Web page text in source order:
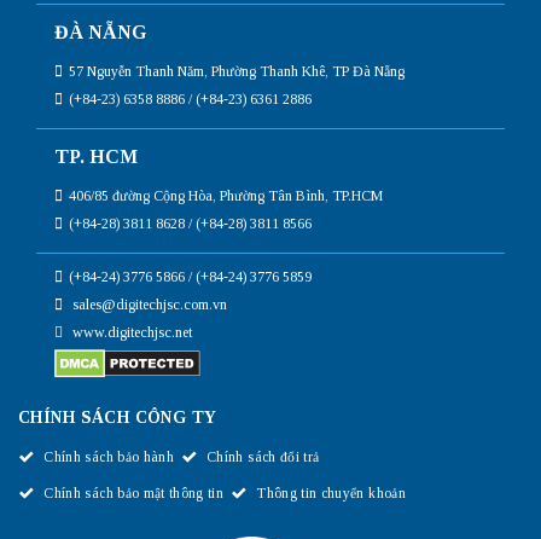
ĐÀ NẴNG
57 Nguyễn Thanh Năm, Phường Thanh Khê, TP Đà Nẵng
(+84-23) 6358 8886 / (+84-23) 6361 2886
TP. HCM
406/85 đường Cộng Hòa, Phường Tân Bình, TP.HCM
(+84-28) 3811 8628 / (+84-28) 3811 8566
(+84-24) 3776 5866 / (+84-24) 3776 5859
sales@digitechjsc.com.vn
www.digitechjsc.net
CHÍNH SÁCH CÔNG TY
Chính sách bảo hành Chính sách đổi trả
Chính sách bảo mật thông tin Thông tin chuyển khoản